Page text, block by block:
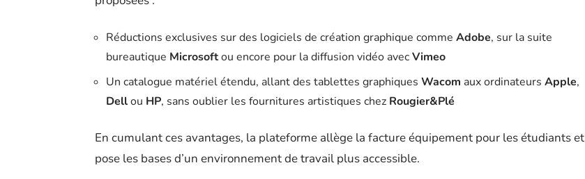
Réductions exclusives sur des logiciels de création graphique comme Adobe, sur la suite
bureautique Microsoftou encore pour la diffusion vidéo avecVimeo
Un catalogue matériel étendu, allant des tablettes graphiques Wacom aux ordinateurs Apple,
Dellou HP, sans oublier les fournitures artistiques chez Rougier&Plé
En cumulant ces avantages, la plateforme allège la facture équipement pour les étudiants et
pose les bases d’un environnement de travail plus accessible.